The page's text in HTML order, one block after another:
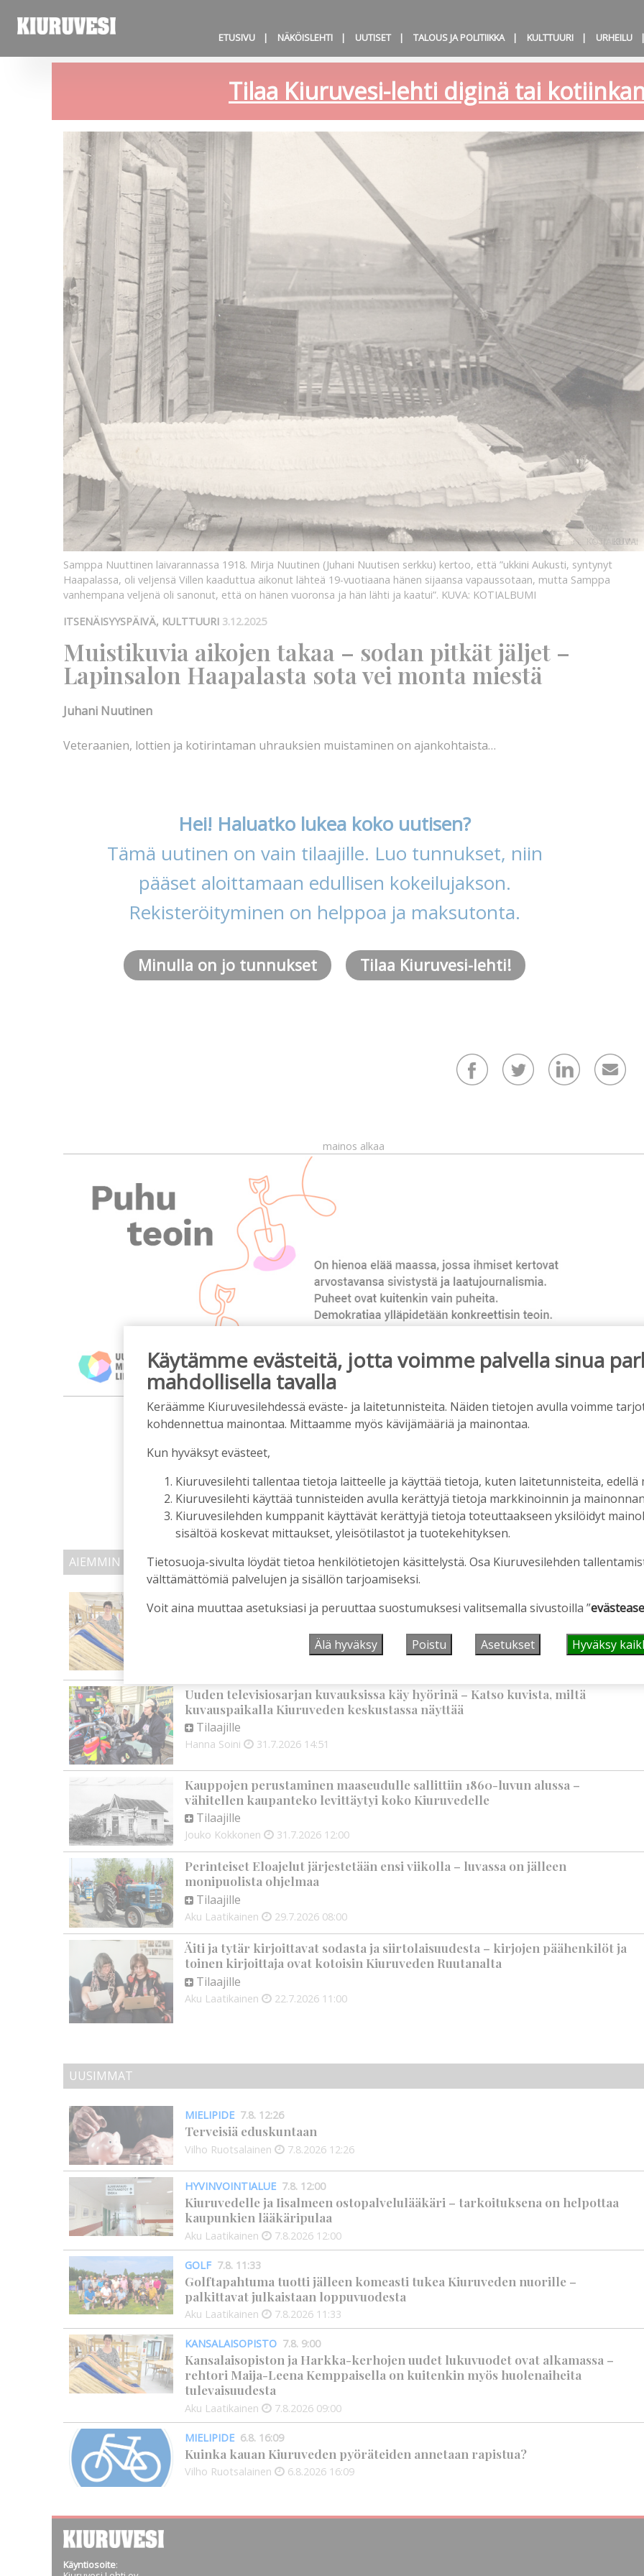
ETUSIVU NÄKÖISLEHTI UUTISET TALOUS JA POLITIIKKA KULTTUURI URHEILU
Tilaa Kiuruvesi-lehti diginä tai
KUVA:
KUVA:
KOTIALBUMI
Samppa Nuuttinen laivarannassa 1918. Mirja Nuutinen (Juhani Nuutisen serkku) kertoo, että ”ukkini Aukusti, syntynyt
Haapalassa, oli veljensä Villen kaaduttua aikonut lähteä 19-vuotiaana hänen sijaansa vapaussotaan, mutta Samppa
vanhempana veljenä oli sanonut, että on hänen vuoronsa ja hän lähti ja kaatui”. KUVA: KOTIALBUMI
ITSENÄISYYSPÄIVÄ, KULTTUURI 3.12.2025
Muistikuvia aikojen takaa – sodan pitkät jäljet –
Lapinsalon Haapalasta sota vei monta miestä
Juhani Nuutinen
Veteraanien, lottien ja kotirintaman uhrauksien muistaminen on ajankohtaista…
Hei! Haluatko lukea koko uutisen?
Tämä uutinen on vain tilaajille. Luo tunnukset, niin
pääset aloittamaan edullisen kokeilujakson.
Rekisteröityminen on helppoa ja maksutonta.
Minulla on jo tunnukset Tilaa Kiuruvesi-lehti!
mainos alkaa
mainos päättyy
AIEMMIN AIHEESTA
Kansalaisopiston ja Harkka-kerhojen uudet lukuvuodet ovat alkamassa –
rehtori Maija-Leena Kemppaisella on kuitenkin myös huolenaiheita
Uuden televisiosarjan kuvauksissa käy hyörinä – Katso kuvista, miltä
kuvauspaikalla Kiuruveden keskustassa näyttää
Tilaajille
Hanna Soini 31.7.2026 14:51
Kauppojen perustaminen maaseudulle sallittiin 1860-luvun alussa –
vähitellen kaupanteko levittäytyi koko Kiuruvedelle
Tilaajille
Jouko Kokkonen 31.7.2026 12:00
Perinteiset Eloajelut järjestetään ensi viikolla – luvassa on jälleen
monipuolista ohjelmaa
Tilaajille
Aku Laatikainen 29.7.2026 08:00
Äiti ja tytär kirjoittavat sodasta ja siirtolaisuudesta – kirjojen päähenkilöt ja
toinen kirjoittaja ovat kotoisin Kiuruveden Ruutanalta
Tilaajille
Aku Laatikainen 22.7.2026 11:00
UUSIMMAT
MIELIPIDE 7.8. 12:26
Terveisiä eduskuntaan
Vilho Ruotsalainen 7.8.2026 12:26
HYVINVOINTIALUE 7.8. 12:00
Kiuruvedelle ja Iisalmeen ostopalvelulääkäri – tarkoituksena on helpottaa
kaupunkien lääkäripulaa
Aku Laatikainen 7.8.2026 12:00
GOLF 7.8. 11:33
Golftapahtuma tuotti jälleen komeasti tukea Kiuruveden nuorille –
palkittavat julkaistaan loppuvuodesta
Aku Laatikainen 7.8.2026 11:33
KANSALAISOPISTO 7.8. 9:00
Kansalaisopiston ja Harkka-kerhojen uudet lukuvuodet ovat alkamassa –
rehtori Maija-Leena Kemppaisella on kuitenkin myös huolenaiheita
tulevaisuudesta
Aku Laatikainen 7.8.2026 09:00
MIELIPIDE 6.8. 16:09
Kuinka kauan Kiuruveden pyöräteiden annetaan rapistua?
Vilho Ruotsalainen 6.8.2026 16:09
Käyntiosoite:
Käytämme evästeitä, jotta voimme palvella sinua
mahdollisella tavalla
Keräämme Kiuruvesilehdessä eväste- ja laitetunnisteita. Näiden tietojen avulla voimme
kohdennettua mainontaa. Mittaamme myös kävijämääriä ja mainontaa.
Kun hyväksyt evästeet,
Kiuruvesilehti tallentaa tietoja laitteelle ja käyttää tietoja, kuten laitetunnisteita,
Kiuruvesilehti käyttää tunnisteiden avulla kerättyjä tietoja markkinoinnin ja
Kiuruvesilehden kumppanit käyttävät kerättyjä tietoja toteuttaakseen yksilöidyt
sisältöä koskevat mittaukset, yleisötilastot ja tuotekehityksen.
Tietosuoja-sivulta löydät tietoa henkilötietojen käsittelystä. Osa Kiuruvesilehden
välttämättömiä palvelujen ja sisällön tarjoamiseksi.
Voit aina muuttaa asetuksiasi ja peruuttaa suostumuksesi valitsemalla sivustoilla ”
Älä hyväksy Poistu Asetukset Hyväksy